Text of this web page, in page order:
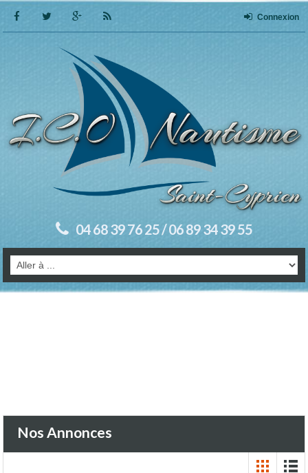
Connexion
04 68 39 76 25 / 06 89 34 39 55
Nos Annonces